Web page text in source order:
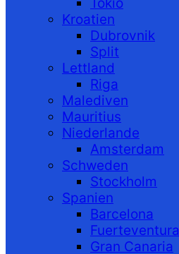
Kroatien
Dubrovnik
Split
Lettland
Riga
Malediven
Mauritius
Niederlande
Amsterdam
Schweden
Stockholm
Spanien
Barcelona
Fuerteventura
Gran Canaria